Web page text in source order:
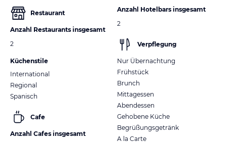
Restaurant
Anzahl Restaurants insgesamt
2
Küchenstile
International
Regional
Spanisch
Cafe
Anzahl Cafes insgesamt
Anzahl Hotelbars insgesamt
2
Verpflegung
Nur Übernachtung
Frühstück
Brunch
Mittagessen
Abendessen
Gehobene Küche
Begrüßungsgetränk
A la Carte